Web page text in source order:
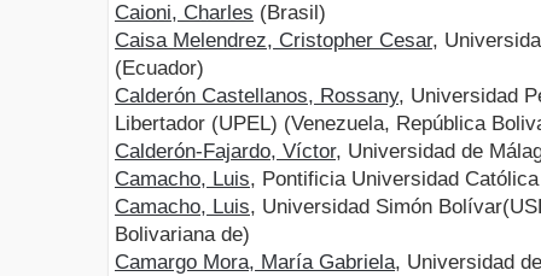
Caioni, Charles (Brasil)
Caisa Melendrez, Cristopher Cesar,
(Ecuador)
Calderón Castellanos, Rossany, Universidad
Libertador (UPEL) (Venezuela, República
Calderón-Fajardo, Víctor, Universidad de
Camacho, Luis, Pontificia Universidad
Camacho, Luis, Universidad Simón
Bolivariana de)
Camargo Mora, María Gabriela, Universidad